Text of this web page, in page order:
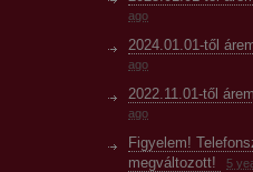
ago
2024.01.01-től
ago
2022.11.01-től
ago
Figyelem!
megváltozott!
5